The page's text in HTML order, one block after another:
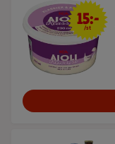
15 kr/st
15:-
/st